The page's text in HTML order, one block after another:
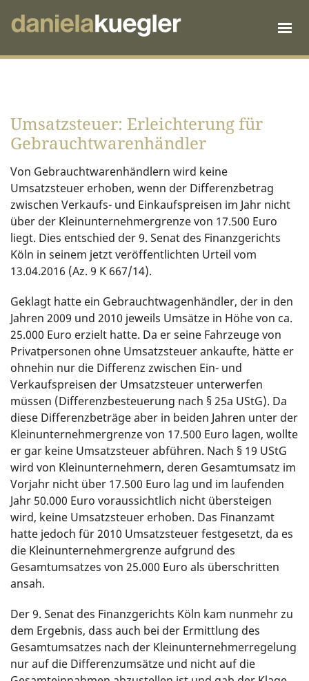
Umsatzsteuer: Erleichterung für
Gebrauchtwarenhändler
Von Gebrauchtwarenhändlern wird keine
Umsatzsteuer erhoben, wenn der Differenzbetrag
zwischen Verkaufs- und Einkaufspreisen im Jahr nicht
über der Kleinunternehmergrenze von 17.500 Euro
liegt. Dies entschied der 9. Senat des Finanzgerichts
Köln in seinem jetzt veröffentlichten Urteil vom
13.04.2016 (Az. 9 K 667/14).
Geklagt hatte ein Gebrauchtwagenhändler, der in den
Jahren 2009 und 2010 jeweils Umsätze in Höhe von ca.
25.000 Euro erzielt hatte. Da er seine Fahrzeuge von
Privatpersonen ohne Umsatzsteuer ankaufte, hätte er
ohnehin nur die Differenz zwischen Ein- und
Verkaufspreisen der Umsatzsteuer unterwerfen
müssen (Differenzbesteuerung nach § 25a UStG). Da
diese Differenzbeträge aber in beiden Jahren unter der
Kleinunternehmergrenze von 17.500 Euro lagen, wollte
er gar keine Umsatzsteuer abführen. Nach § 19 UStG
wird von Kleinunternehmern, deren Gesamtumsatz im
Vorjahr nicht über 17.500 Euro lag und im laufenden
Jahr 50.000 Euro voraussichtlich nicht übersteigen
wird, keine Umsatzsteuer erhoben. Das Finanzamt
hatte jedoch für 2010 Umsatzsteuer festgesetzt, da es
die Kleinunternehmergrenze aufgrund des
Gesamtumsatzes von 25.000 Euro als überschritten
ansah.
Der 9. Senat des Finanzgerichts Köln kam nunmehr zu
dem Ergebnis, dass auch bei der Ermittlung des
Gesamtumsatzes nach der Kleinunternehmerregelung
nur auf die Differenzumsätze und nicht auf die